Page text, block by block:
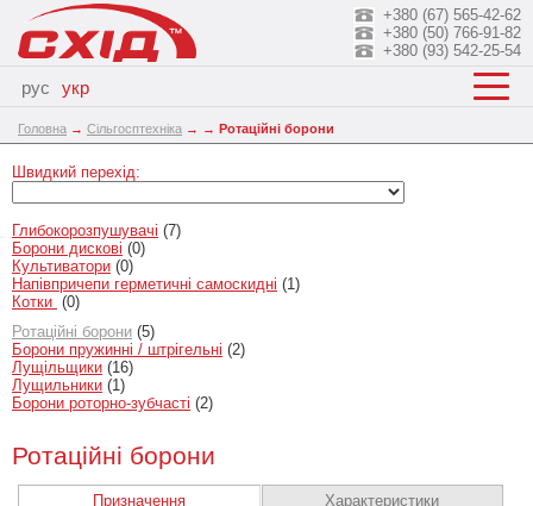
рус укр
+380 (67) 565-42-62
+380 (50) 766-91-82
+380 (93) 542-25-54
Головна → Сільгосптехніка → → Ротаційні борони
Швидкий перехід:
Глибокорозпушувачі (7)
Борони дискові (0)
Культиватори (0)
Напівпричепи герметичні самоскидні (1)
Котки (0)
Ротаційні борони (5)
Борони пружинні / штрігельні (2)
Лущільщики (16)
Лущильники (1)
Борони роторно-зубчасті (2)
Ротаційні борони
Призначення
Характеристики